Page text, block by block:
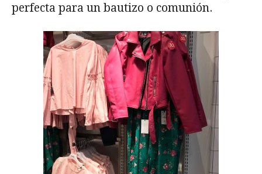
perfecta para un bautizo o comunión.